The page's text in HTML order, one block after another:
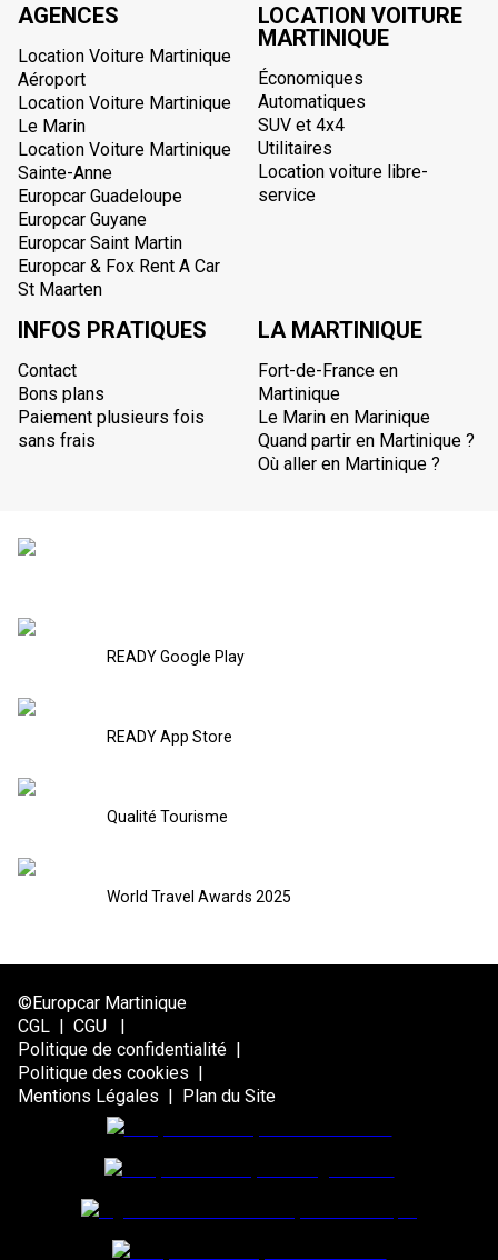
AGENCES
Location Voiture Martinique
Aéroport
Location Voiture Martinique
Le Marin
Location Voiture Martinique
Sainte-Anne
Europcar Guadeloupe
Europcar Guyane
Europcar Saint Martin
Europcar & Fox Rent A Car
St Maarten
LOCATION VOITURE
MARTINIQUE
Économiques
Automatiques
SUV et 4x4
Utilitaires
Location voiture libre-
service
INFOS PRATIQUES
Contact
Bons plans
Paiement plusieurs fois
sans frais
LA MARTINIQUE
Fort-de-France en
Martinique
Le Marin en Marinique
Quand partir en Martinique ?
Où aller en Martinique ?
READY Google Play
READY App Store
Qualité Tourisme
World Travel Awards 2025
©Europcar Martinique
CGL | CGU
|
Politique de confidentialité |
Politique des cookies |
Mentions Légales | Plan du Site